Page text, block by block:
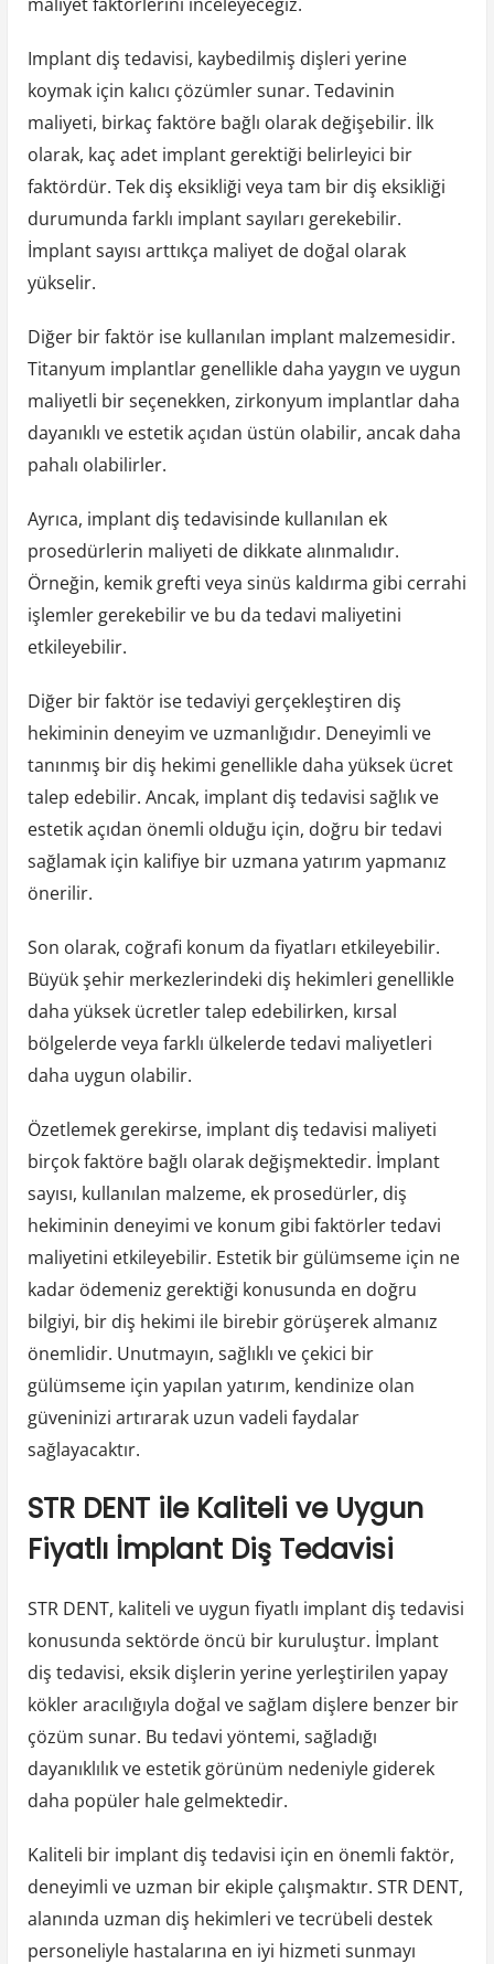
Implant diş tedavisi, kaybedilmiş dişleri yerine
koymak için kalıcı çözümler sunar. Tedavinin
maliyeti, birkaç faktöre bağlı olarak değişebilir. İlk
olarak, kaç adet implant gerektiği belirleyici bir
faktördür. Tek diş eksikliği veya tam bir diş eksikliği
durumunda farklı implant sayıları gerekebilir.
İmplant sayısı arttıkça maliyet de doğal olarak
yükselir.
Diğer bir faktör ise kullanılan implant malzemesidir.
Titanyum implantlar genellikle daha yaygın ve uygun
maliyetli bir seçenekken, zirkonyum implantlar daha
dayanıklı ve estetik açıdan üstün olabilir, ancak daha
pahalı olabilirler.
Ayrıca, implant diş tedavisinde kullanılan ek
prosedürlerin maliyeti de dikkate alınmalıdır.
Örneğin, kemik grefti veya sinüs kaldırma gibi cerrahi
işlemler gerekebilir ve bu da tedavi maliyetini
etkileyebilir.
Diğer bir faktör ise tedaviyi gerçekleştiren diş
hekiminin deneyim ve uzmanlığıdır. Deneyimli ve
tanınmış bir diş hekimi genellikle daha yüksek ücret
talep edebilir. Ancak, implant diş tedavisi sağlık ve
estetik açıdan önemli olduğu için, doğru bir tedavi
sağlamak için kalifiye bir uzmana yatırım yapmanız
önerilir.
Son olarak, coğrafi konum da fiyatları etkileyebilir.
Büyük şehir merkezlerindeki diş hekimleri genellikle
daha yüksek ücretler talep edebilirken, kırsal
bölgelerde veya farklı ülkelerde tedavi maliyetleri
daha uygun olabilir.
Özetlemek gerekirse, implant diş tedavisi maliyeti
birçok faktöre bağlı olarak değişmektedir. İmplant
sayısı, kullanılan malzeme, ek prosedürler, diş
hekiminin deneyimi ve konum gibi faktörler tedavi
maliyetini etkileyebilir. Estetik bir gülümseme için ne
kadar ödemeniz gerektiği konusunda en doğru
bilgiyi, bir diş hekimi ile birebir görüşerek almanız
önemlidir. Unutmayın, sağlıklı ve çekici bir
gülümseme için yapılan yatırım, kendinize olan
güveninizi artırarak uzun vadeli faydalar
sağlayacaktır.
STR DENT ile Kaliteli ve Uygun
Fiyatlı İmplant Diş Tedavisi
STR DENT, kaliteli ve uygun fiyatlı implant diş tedavisi
konusunda sektörde öncü bir kuruluştur. İmplant
diş tedavisi, eksik dişlerin yerine yerleştirilen yapay
kökler aracılığıyla doğal ve sağlam dişlere benzer bir
çözüm sunar. Bu tedavi yöntemi, sağladığı
dayanıklılık ve estetik görünüm nedeniyle giderek
daha popüler hale gelmektedir.
Kaliteli bir implant diş tedavisi için en önemli faktör,
deneyimli ve uzman bir ekiple çalışmaktır. STR DENT,
alanında uzman diş hekimleri ve tecrübeli destek
personeliyle hastalarına en iyi hizmeti sunmayı